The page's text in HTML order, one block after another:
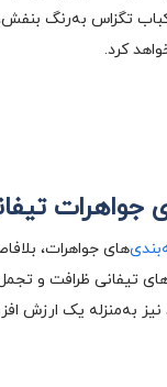
تگزاس به‌رنگ بنفش،
کرد.
جواهرات
های جواهرات،
تیفانی ظرافت و
به‌منزله یک ارزش